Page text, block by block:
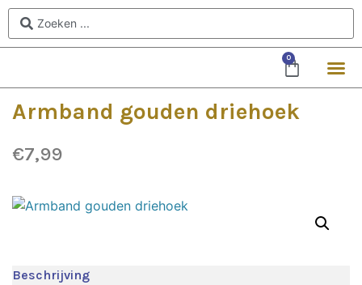
0
Armband gouden driehoek
€7,99
Beschrijving